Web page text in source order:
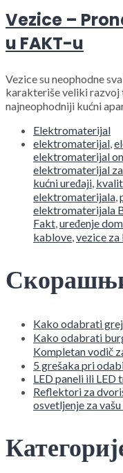
Vezice –
u FAKT-u
Vezice su neophodne
karakteriše veliki razvoj
najneophodniji kućni
Elektromaterijal
elektromaterijal,
elektromaterijal
elektromaterijal
kućni uređaji,
elektromaterijala,
elektromaterijala
Fakt,uređenje
kablove,vezice
Kako odabrati
Kako odabrati
Kompletan vodič
5 grešaka pri
LED paneli ili LED
Reflektori za
osvetljenje za